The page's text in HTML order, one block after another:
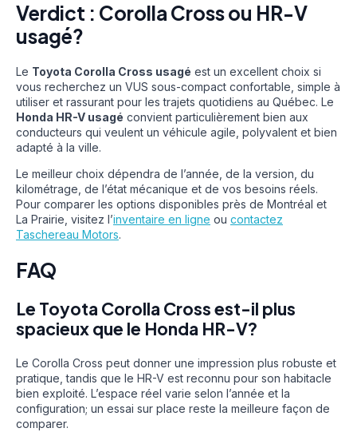
Verdict : Corolla Cross ou HR-V
usagé?
Le Toyota Corolla Cross usagé est un excellent choix si
vous recherchez un VUS sous-compact confortable, simple à
utiliser et rassurant pour les trajets quotidiens au Québec. Le
Honda HR-V usagé convient particulièrement bien aux
conducteurs qui veulent un véhicule agile, polyvalent et bien
adapté à la ville.
Le meilleur choix dépendra de l’année, de la version, du
kilométrage, de l’état mécanique et de vos besoins réels.
Pour comparer les options disponibles près de Montréal et
La Prairie, visitez l’inventaire en ligne ou contactez
Taschereau Motors.
FAQ
Le Toyota Corolla Cross est-il plus
spacieux que le Honda HR-V?
Le Corolla Cross peut donner une impression plus robuste et
pratique, tandis que le HR-V est reconnu pour son habitacle
bien exploité. L’espace réel varie selon l’année et la
configuration; un essai sur place reste la meilleure façon de
comparer.